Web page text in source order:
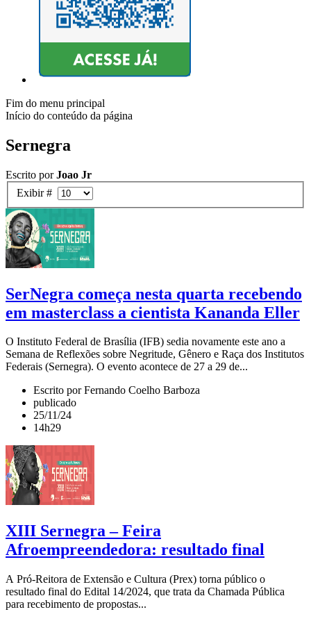
Fim do menu principal
Início do conteúdo da página
Sernegra
Escrito porJoao Jr
Exibir #
SerNegra começa nesta quarta recebendo
em masterclass a cientista Kananda Eller
O Instituto Federal de Brasília (IFB) sedia novamente este ano a
Semana de Reflexões sobre Negritude, Gênero e Raça dos Institutos
Federais (Sernegra). O evento acontece de 27 a 29 de...
Escrito por Fernando Coelho Barboza
publicado
25/11/24
14h29
XIII Sernegra – Feira
Afroempreendedora: resultado final
A Pró-Reitora de Extensão e Cultura (Prex) torna público o
resultado final do Edital 14/2024, que trata da Chamada Pública
para recebimento de propostas...